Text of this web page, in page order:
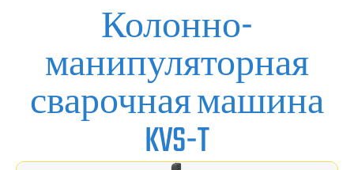
Колонно-
манипуляторная
сварочная машина
KVS-T